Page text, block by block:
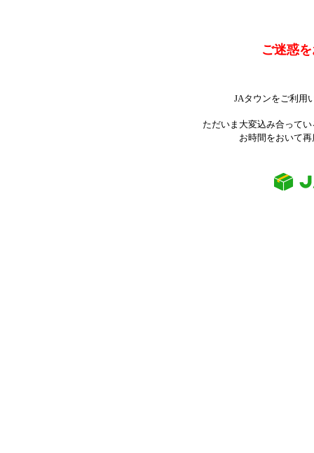
ご迷惑
JAタウンをご利用
ただいま大変込み合って
お時間をおいて